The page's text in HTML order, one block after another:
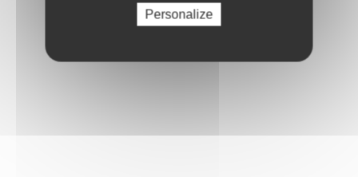
Personalize